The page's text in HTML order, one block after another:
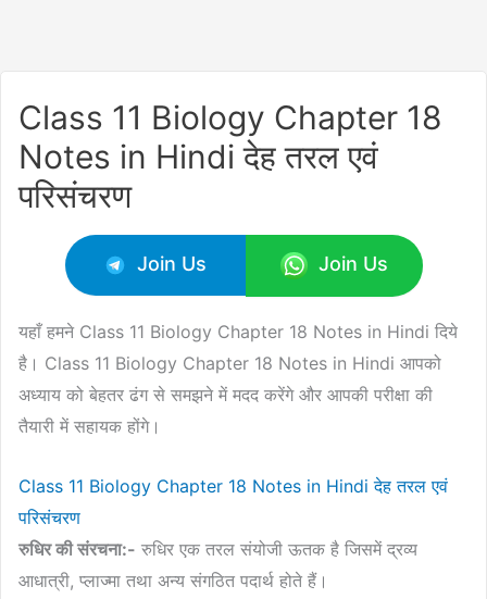
Class 11 Biology Chapter 18
Notes in Hindi देह तरल एवं
परिसंचरण
Join Us Join Us
यहाँ हमने Class 11 Biology Chapter 18 Notes in Hindi दिये
है। Class 11 Biology Chapter 18 Notes in Hindi आपको
अध्याय को बेहतर ढंग से समझने में मदद करेंगे और आपकी परीक्षा की
तैयारी में सहायक होंगे।
Class 11 Biology Chapter 18 Notes in Hindi देह तरल एवं
परिसंचरण
रुधिर की संरचना:- रुधिर एक तरल संयोजी ऊतक है जिसमें द्रव्य
आधात्री, प्लाज्मा तथा अन्य संगठित पदार्थ होते हैं।